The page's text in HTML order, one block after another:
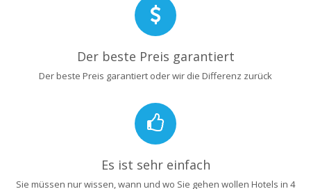
Der beste Preis garantiert
Der beste Preis garantiert oder wir die Differenz zurück
Es ist sehr einfach
Sie müssen nur wissen, wann und wo Sie gehen wollen Hotels in 4